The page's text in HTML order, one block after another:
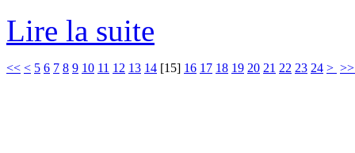
Lire la suite
<< < 5 6 7 8 9 10 11 12 13 14 [15] 16 17 18 19 20 21 22 23 24 >